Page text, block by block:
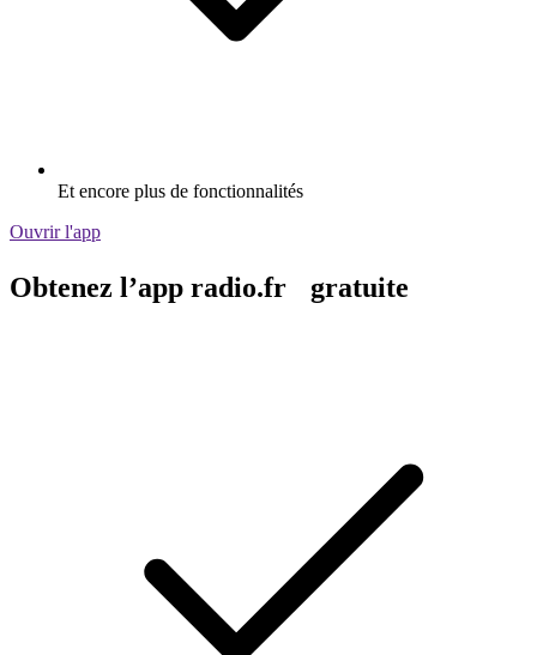
Et encore plus de fonctionnalités
Ouvrir l'app
Obtenez l’app radio.fr gratuite